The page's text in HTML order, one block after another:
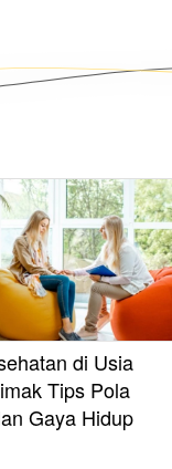
di Usia
Tips Pola
Gaya Hidup